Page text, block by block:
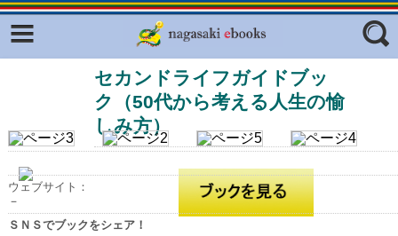
フリーワード
セカンドライフガイドブッ
ク（50代から考える人生の愉
しみ方）
ウェブサイト：
－
ＳＮＳでブックをシェア！
Facebook
ふくいろキラリプロジェクト
東京観光デジタルパンフレットギャ
ラリー（TOKYO Brochures）
復興応援企画
はじめてご利用される方へ
コンテンツ